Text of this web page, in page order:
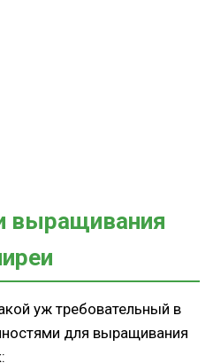
выращивания
уж требовательный в
для выращивания